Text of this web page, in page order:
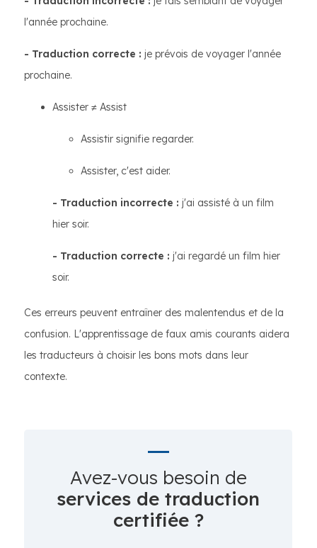
l'année prochaine.
- Traduction correcte : je prévois de voyager l'année
prochaine.
Assister ≠ Assist
Assistir signifie regarder.
Assister, c'est aider.
- Traduction incorrecte : j'ai assisté à un film
hier soir.
- Traduction correcte : j'ai regardé un film hier
soir.
Ces erreurs peuvent entraîner des malentendus et de la
confusion. L'apprentissage de faux amis courants aidera
les traducteurs à choisir les bons mots dans leur
contexte.
Avez-vous besoin de
services de traduction
certifiée ?